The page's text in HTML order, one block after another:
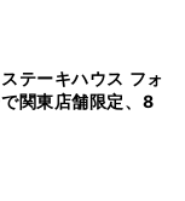
テーキハウス フォ
関東店舗限定、8